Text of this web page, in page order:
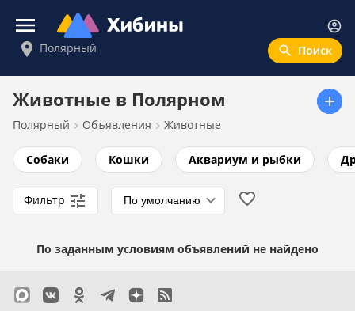
Войти
Новости
Афиша
Объявления
Транспорт
Работа
Личные вещи
Полярный
Животные в Полярном
Полярный Объявления Животные
Собаки Кошки Аквариум и рыбки
Фильтр
По заданным условиям объявлений не найдено